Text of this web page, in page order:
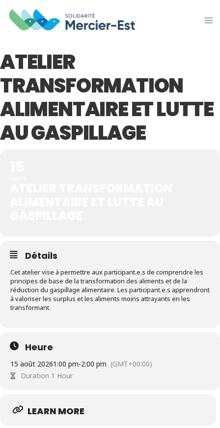
ATELIER
TRANSFORMATION
ALIMENTAIRE ET LUTTE
AU GASPILLAGE
Détails
Cet atelier vise à permettre aux participant.e.s de comprendre les
principes de base de la transformation des aliments et de la
réduction du gaspillage alimentaire. Les participant.e.s apprendront
à valoriser les surplus et les aliments moins attrayants en les
transformant.
Heure
15 août 20261:00 pm-2:00 pm (GMT+00:00)
Duration 1 Hour
LEARN MORE